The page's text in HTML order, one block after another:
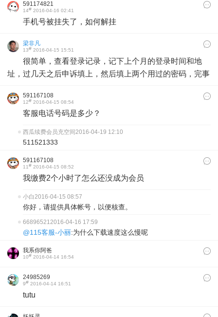
591174821
14# 2016-04-16 02:41
手机号被挂失了，如何解挂
梁非凡
13# 2016-04-15 15:51
很简单，查看登录记录，记下上个月的登录时间和地
址，过几天之后申诉填上，然后填上两个用过的密码，完事
591167108
12# 2016-04-15 08:54
客服电话号码是多少？
西瓜续费会员充空间2016-04-19 12:10
511521333
591167108
11# 2016-04-15 08:52
我缴费2个小时了怎么还没成为会员
小白2016-04-15 08:57
你好，请提供具体帐号，以便核查。
668965212016-04-16 17:59
@115客服-小丽:为什么下载速度这么慢呢
我系你阿爸
10# 2016-04-14 16:54
24985269
9# 2016-04-14 16:51
tutu